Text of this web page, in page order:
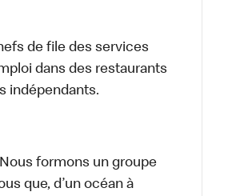
de file des services
dans des restaurants
indépendants.
formons un groupe
que, d’un océan à